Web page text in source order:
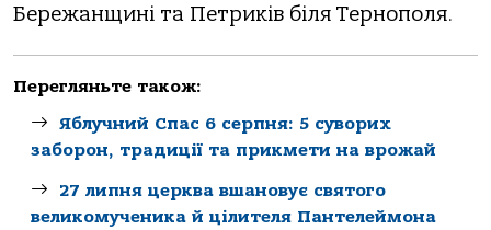
Бережанщині та Петриків біля Тернополя.
Перегляньте також:
Яблучний Спас 6 серпня: 5 суворих
заборон, традиції та прикмети на врожай
27 липня церква вшановує святого
великомученика й цілителя Пантелеймона